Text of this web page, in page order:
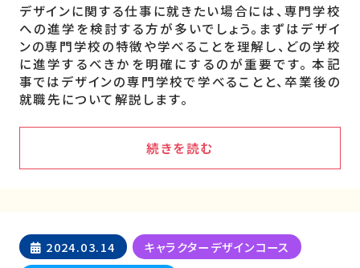
デザインに関する仕事に就きたい場合には、専門学校
への進学を検討する方が多いでしょう。まずはデザイ
ンの専門学校の特徴や学べることを理解し、どの学校
に進学するべきかを明確にするのが重要です。 本記
事ではデザインの専門学校で学べることと、卒業後の
就職先について解説します。
続きを読む
2024.03.14
キャラクターデザインコース